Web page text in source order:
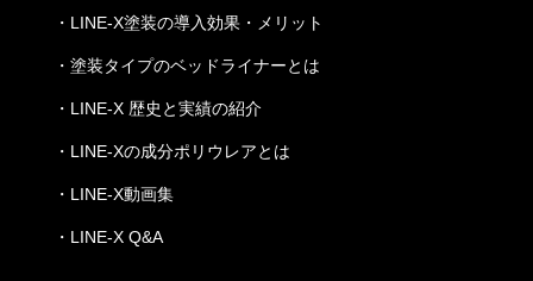
・ LINE-X塗装の導入効果・メリット
・ 塗装タイプのベッドライナーとは
・ LINE-X 歴史と実績の紹介
・ LINE-Xの成分ポリウレアとは
・ LINE-X動画集
・ LINE-X Q&A